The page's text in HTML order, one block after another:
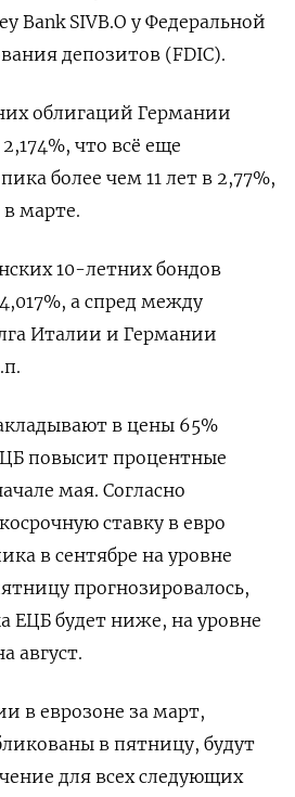
Bank SIVB.O у Федеральной
депозитов (FDIC).
облигаций Германии
что всё еще
более чем 11 лет в 2,77%,
марте.
10-летних бондов
а спред между
Италии и Германии
в цены 65%
повысит процентные
мая. Согласно
ставку в евро
в сентябре на уровне
прогнозировалось,
ЕЦБ будет ниже, на уровне
август.
в еврозоне за март,
в пятницу, будут
для всех следующих